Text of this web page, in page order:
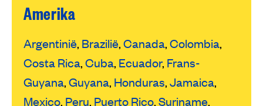
Amerika
Argentinië, Brazilië,Canada,Colombia,
Costa Rica,Cuba, Ecuador, Frans-
Guyana,Guyana, Honduras,Jamaica,
Mexico, Peru, Puerto Rico,Suriname,